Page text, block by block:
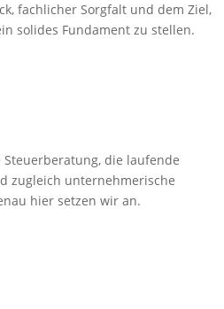
fachlicher Sorgfalt und dem Ziel,
solides Fundament zu stellen.
die laufende
zugleich unternehmerische
hier setzen wir an.